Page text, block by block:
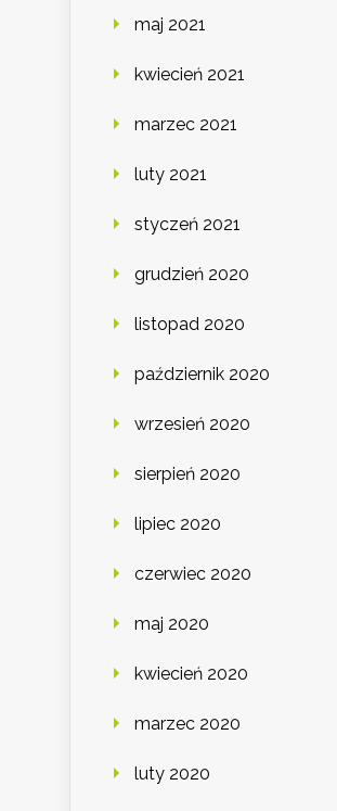
maj 2021
kwiecień 2021
marzec 2021
luty 2021
styczeń 2021
grudzień 2020
listopad 2020
październik 2020
wrzesień 2020
sierpień 2020
lipiec 2020
czerwiec 2020
maj 2020
kwiecień 2020
marzec 2020
luty 2020